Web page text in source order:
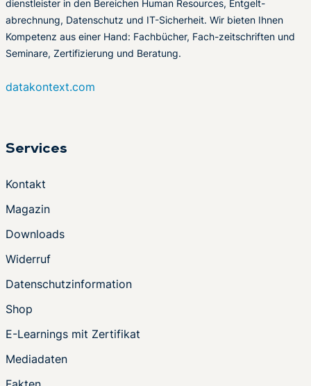
dienstleister in den Bereichen Human Resources, Entgelt-
abrechnung, Datenschutz und IT-Sicherheit. Wir bieten Ihnen
Kompetenz aus einer Hand: Fachbücher, Fach-zeitschriften und
Seminare, Zertifizierung und Beratung.
datakontext.com
Services
Kontakt
Magazin
Downloads
Widerruf
Datenschutzinformation
Shop
E-Learnings mit Zertifikat
Mediadaten